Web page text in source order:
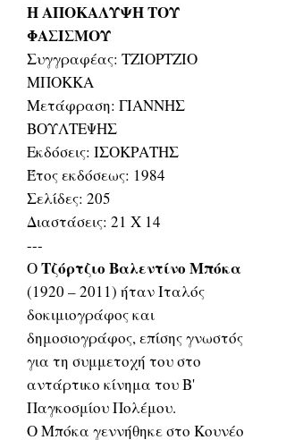
Η ΑΠΟΚΑΛΥΨΗ ΤΟΥ
ΦΑΣΙΣΜΟΥ
Συγγραφέας: ΤΖΙΟΡΤΖΙΟ
ΜΠΟΚΚΑ
Μετάφραση: ΓΙΑΝΝΗΣ
ΒΟΥΛΤΕΨΗΣ
Εκδόσεις: ΙΣΟΚΡΑΤΗΣ
Έτος εκδόσεως: 1984
Σελίδες: 205
Διαστάσεις: 21 Χ 14
---
ΟΤζόρτζιο Βαλεντίνο Μπόκα
(1920 – 2011) ήταν Ιταλός
δοκιμιογράφος και
δημοσιογράφος, επίσης γνωστός
για τη συμμετοχή του στο
αντάρτικο κίνημα του Β'
Παγκοσμίου Πολέμου.
Ο Μπόκα γεννήθηκε στο Κουνέο